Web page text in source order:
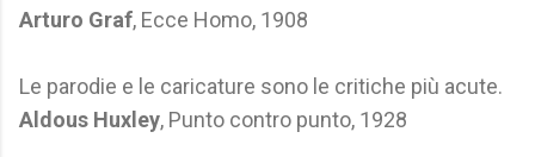
Arturo Graf, Ecce Homo, 1908
Le parodie e le caricature sono le critiche più acute.
Aldous Huxley, Punto contro punto, 1928